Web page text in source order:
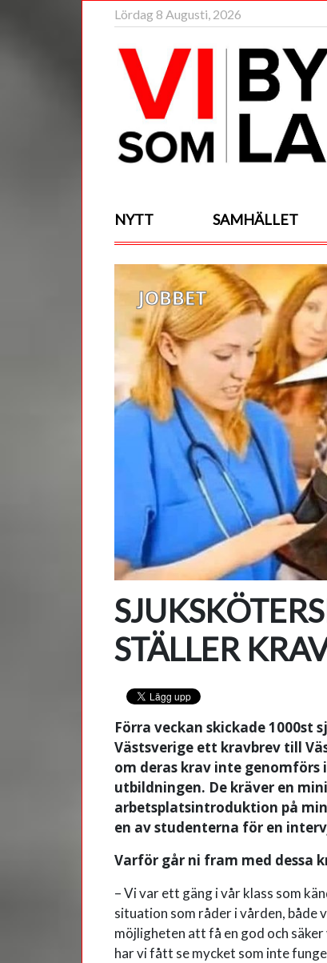
Lördag 8 Augusti, 2026
NYTT SAMHÄLLET
JOBBET
STÄLLER
Förra veckan skickade
Västsverige ett kravbrev till
om deras krav inte
utbildningen. De kräver en
arbetsplatsintroduktion på
en av studenterna för en
Varför går ni fram med dessa
– Vi var ett gäng i vår klass som
situation som råder i vården, både
möjligheten att få en god och
har vi fått se mycket som inte